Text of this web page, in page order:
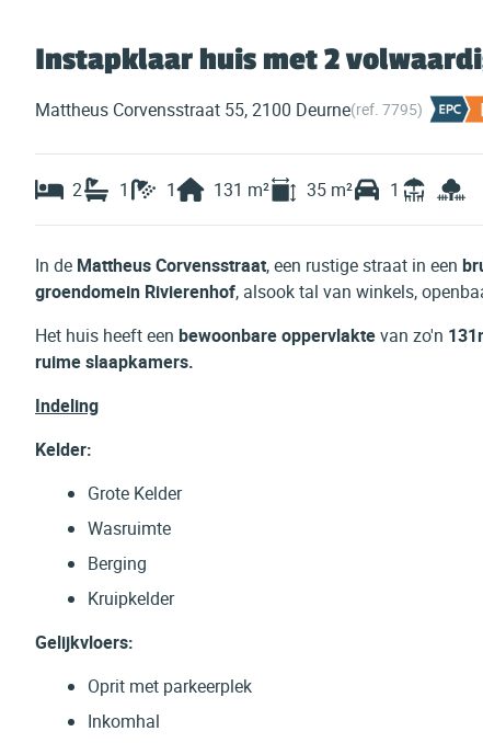
Instapklaar huis met 2
Mattheus Corvensstraat 55, 2100 Deurne(ref. 7795)
2 1 1 131 m² 35 m² 1
In de Mattheus Corvensstraat, een rustige straat in een
groendomein Rivierenhof, alsook tal van winkels,
Het huis heeft een bewoonbare oppervlaktevan zo'n
ruime slaapkamers.
Indeling
Kelder:
Grote Kelder
Wasruimte
Berging
Kruipkelder
Gelijkvloers:
Oprit met parkeerplek
Inkomhal